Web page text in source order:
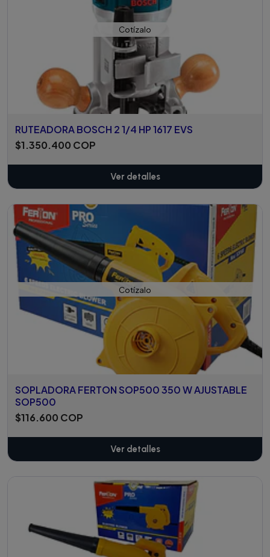
Cotízalo
RUTEADORA BOSCH 2 1/4 HP 1617 EVS
$1.350.400 COP
Ver detalles
Cotízalo
SOPLADORA FERTON SOP500 350 W AJUSTABLE
SOP500
$116.600 COP
Ver detalles